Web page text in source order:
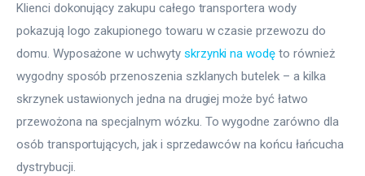
Klienci dokonujący zakupu całego transportera wody
pokazują logo zakupionego towaru w czasie przewozu do
domu. Wyposażone w uchwyty skrzynki na wodę to również
wygodny sposób przenoszenia szklanych butelek – a kilka
skrzynek ustawionych jedna na drugiej może być łatwo
przewożona na specjalnym wózku. To wygodne zarówno dla
osób transportujących, jak i sprzedawców na końcu łańcucha
dystrybucji.